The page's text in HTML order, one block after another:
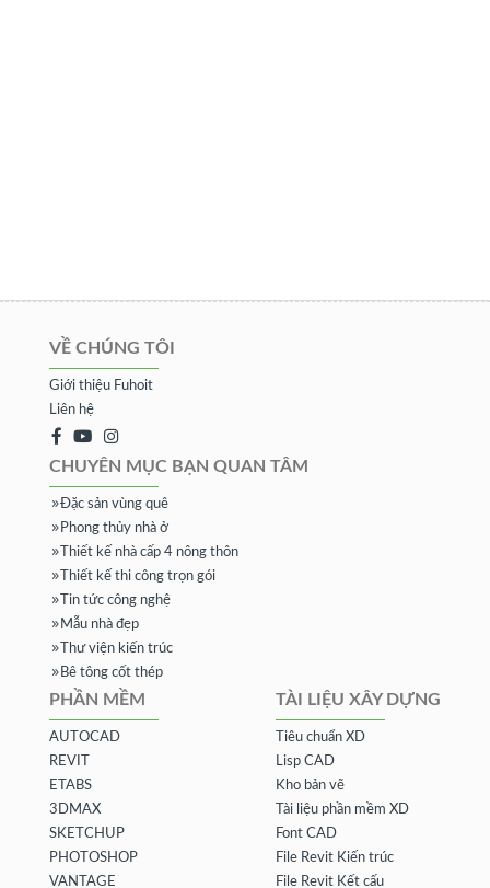
VỀ CHÚNG TÔI
Giới thiệu Fuhoit
Liên hệ
CHUYÊN MỤC BẠN QUAN TÂM
Đặc sản vùng quê
Phong thủy nhà ở
Thiết kế nhà cấp 4 nông thôn
Thiết kế thi công trọn gói
Tin tức công nghệ
Mẫu nhà đẹp
Thư viện kiến trúc
Bê tông cốt thép
PHẦN MỀM
AUTOCAD
REVIT
ETABS
3DMAX
SKETCHUP
PHOTOSHOP
VANTAGE
TÀI LIỆU XÂY DỰNG
Tiêu chuẩn XD
Lisp CAD
Kho bản vẽ
Tài liệu phần mềm XD
Font CAD
File Revit Kiến trúc
File Revit Kết cấu